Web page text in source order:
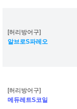
[허리방어구]
알브로S파레오
[허리방어구]
메듀레트S코일